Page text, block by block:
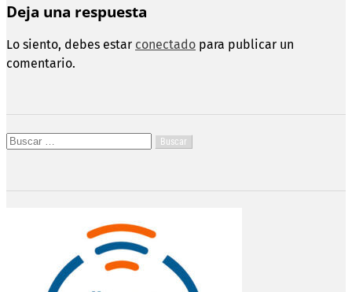
Deja una respuesta
Lo siento, debes estar conectado para publicar un
comentario.
Buscar: